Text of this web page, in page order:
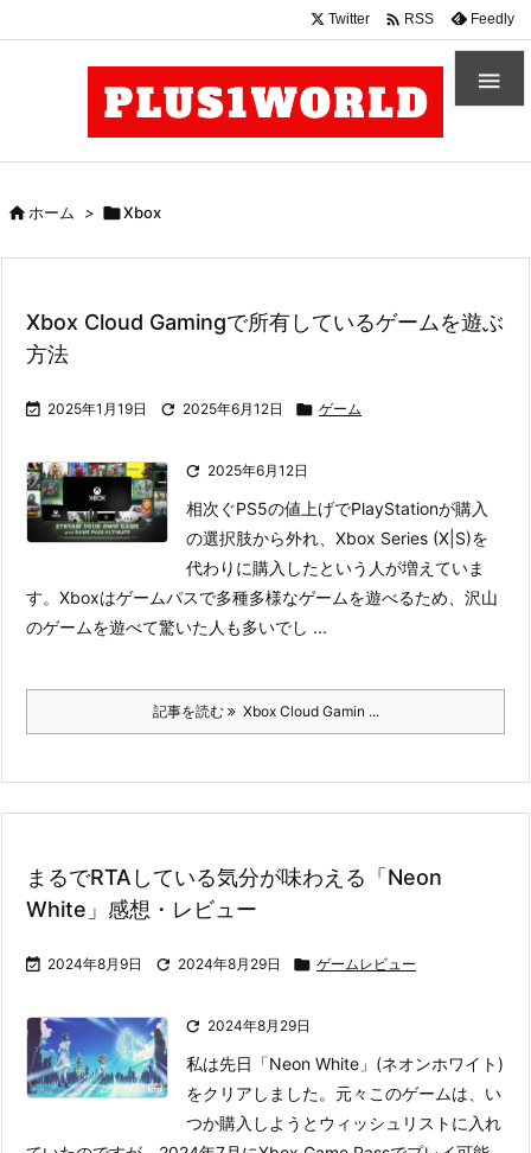

Twitter  RSS Feedly
ホーム > Xbox
Xbox Cloud Gamingで所有しているゲームを遊ぶ
方法
 2025年1月19日  2025年6月12日  ゲーム
 2025年6月12日
相次ぐPS5の値上げでPlayStationが購入
の選択肢から外れ、Xbox Series (X|S)を
代わりに購入したという人が増えていま
す。Xboxはゲームパスで多種多様なゲームを遊べるため、沢山
のゲームを遊べて驚いた人も多いでし ...
記事を読む Xbox Cloud Gamin ...
まるでRTAしている気分が味わえる「Neon
White」感想・レビュー
 2024年8月9日  2024年8月29日  ゲームレビュー
 2024年8月29日
私は先日「Neon White」(ネオンホワイト)
をクリアしました。元々このゲームは、い
つか購入しようとウィッシュリストに入れ